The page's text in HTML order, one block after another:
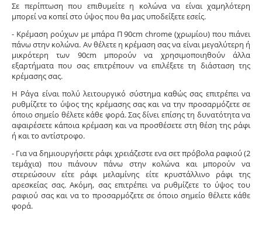
Σε περίπτωση που επιθυμείτε η κολώνα να είναι χαμηλότερη
μπορεί να κοπεί στο ύψος που θα μας υποδείξετε εσείς.
- Κρέμαση ρούχων με μπάρα Π 90cm chrome (χρωμίου) που πιάνει
πάνω στην κολώνα. Αν θέλετε η κρέμαση σας να είναι μεγαλύτερη ή
μικρότερη των 90cm μπορούν να χρησιμοποιηθούν άλλα
εξαρτήματα που σας επιτρέπουν να επιλέξετε τη διάσταση της
κρέμασης σας.
Η Ράγα είναι πολύ λειτουργικό σύστημα καθώς σας επιτρέπει να
ρυθμίζετε το ύψος της κρέμασης σας και να την προσαρμόζετε σε
όποιο σημείο θέλετε κάθε φορά. Σας δίνει επίσης τη δυνατότητα να
αφαιρέσετε κάποια κρέμαση και να προσθέσετε στη θέση της ράφι
ή και το αντίστροφο.
- Για να δημιουργήσετε ράφι χρειάζεστε ενα σετ πρόβολα ραφιού (2
τεμάχια) που πιάνουν πάνω στην κολώνα και μπορούν να
στερεώσουν είτε ράφι μελαμίνης είτε κρυστάλλινο ράφι της
αρεσκείας σας. Ακόμη, σας επιτρέπει να ρυθμίζετε το ύψος του
ραφιού σας και να το προσαρμόζετε σε όποιο σημείο θέλετε κάθε
φορά.